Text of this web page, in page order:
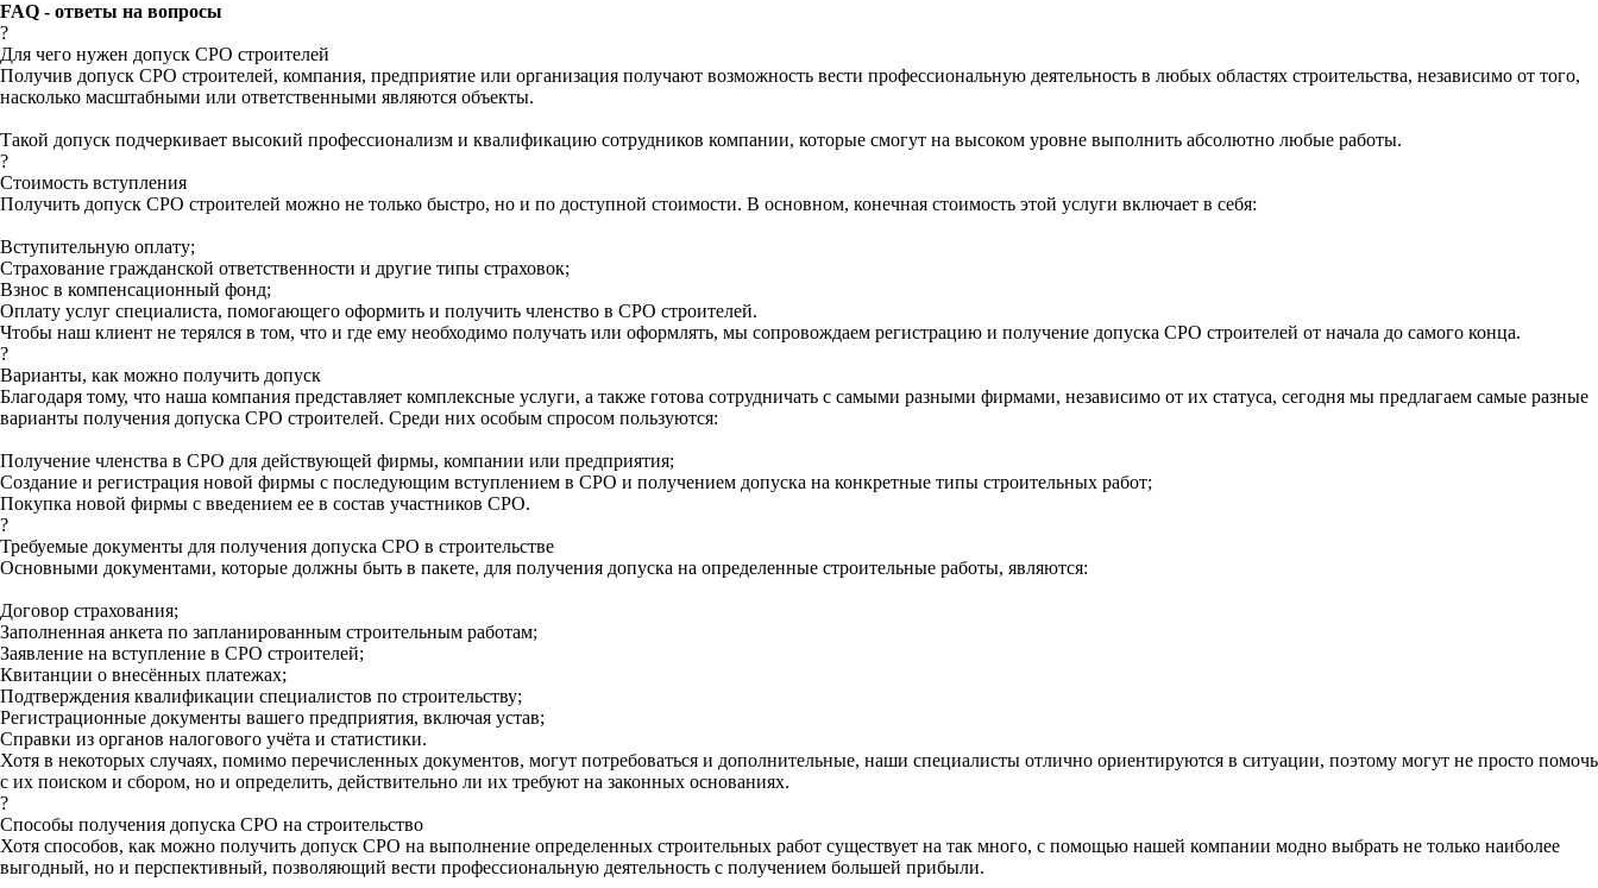
FAQ - ответы на вопросы
?
Для чего нужен допуск СРО строителей
Получив допуск СРО строителей, компания, предприятие или организация получают возможность вести профессиональную деятельность в любых областях строительства, независимо от того,
насколько масштабными или ответственными являются объекты.
Такой допуск подчеркивает высокий профессионализм и квалификацию сотрудников компании, которые смогут на высоком уровне выполнить абсолютно любые работы.
?
Стоимость вступления
Получить допуск СРО строителей можно не только быстро, но и по доступной стоимости. В основном, конечная стоимость этой услуги включает в себя:
Вступительную оплату;
Страхование гражданской ответственности и другие типы страховок;
Взнос в компенсационный фонд;
Оплату услуг специалиста, помогающего оформить и получить членство в СРО строителей.
Чтобы наш клиент не терялся в том, что и где ему необходимо получать или оформлять, мы сопровождаем регистрацию и получение допуска СРО строителей от начала до самого конца.
?
Варианты, как можно получить допуск
Благодаря тому, что наша компания представляет комплексные услуги, а также готова сотрудничать с самыми разными фирмами, независимо от их статуса, сегодня мы предлагаем самые разные
варианты получения допуска СРО строителей. Среди них особым спросом пользуются:
Получение членства в СРО для действующей фирмы, компании или предприятия;
Создание и регистрация новой фирмы с последующим вступлением в СРО и получением допуска на конкретные типы строительных работ;
Покупка новой фирмы с введением ее в состав участников СРО.
?
Требуемые документы для получения допуска СРО в строительстве
Основными документами, которые должны быть в пакете, для получения допуска на определенные строительные работы, являются:
Договор страхования;
Заполненная анкета по запланированным строительным работам;
Заявление на вступление в СРО строителей;
Квитанции о внесённых платежах;
Подтверждения квалификации специалистов по строительству;
Регистрационные документы вашего предприятия, включая устав;
Справки из органов налогового учёта и статистики.
Хотя в некоторых случаях, помимо перечисленных документов, могут потребоваться и дополнительные, наши специалисты отлично ориентируются в ситуации, поэтому могут не просто помочь
с их поиском и сбором, но и определить, действительно ли их требуют на законных основаниях.
?
Способы получения допуска СРО на строительство
Хотя способов, как можно получить допуск СРО на выполнение определенных строительных работ существует на так много, с помощью нашей компании модно выбрать не только наиболее
выгодный, но и перспективный, позволяющий вести профессиональную деятельность с получением большей прибыли.